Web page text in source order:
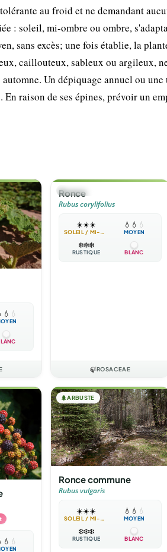
au froid et ne demandant
: soleil, mi-ombre ou ombre,
sans excès; une fois établie, la
caillouteux, sableux ou argileux,
Un dépiquage annuel ou
raison de ses épines, prévoir un
💧 💧
🌲ARBUSTE
Ronce
Rubus corylifolius
☀️☀️☀️
SOLEIL / MI-OMBRE
💧 💧 💧
MOYEN
❄️❄️❄️
RUSTIQUE BLANC
🍃ROSACEAE
💧 💧
🌲ARBUSTE
Ronce commune
Rubus vulgaris
☀️☀️☀️
SOLEIL / MI-OMBRE
💧 💧 💧
MOYEN
❄️❄️❄️
RUSTIQUE BLANC